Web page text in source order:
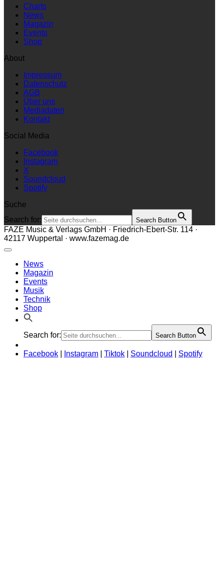
Charts
News
Magazin
Events
Impressum
Datenschutz
AGB
Über uns
Mediadaten
Facebook
Instagram
X
Soundcloud
Search for:
Search Button
FAZE Music & Verlags GmbH · Friedrich-Ebert-Str. 114 ·
News
Magazin
Events
Musik
Technik
Shop